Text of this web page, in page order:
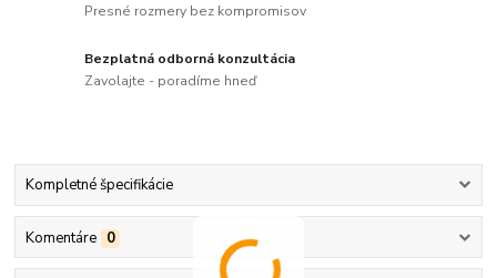
Presné rozmery bez kompromisov
Bezplatná odborná konzultácia
Zavolajte - poradíme hneď
Kompletné špecifikácie
Komentáre 0